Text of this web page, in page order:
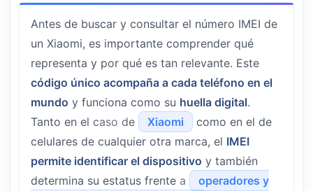
Antes de buscar y consultar el número IMEI de
un Xiaomi, es importante comprender qué
representa y por qué es tan relevante. Este
código único acompaña a cada teléfono en el
mundo y funciona como su huella digital.
Tanto en el caso de
Xiaomi
como en el de
celulares de cualquier otra marca, el IMEI
permite identificar el dispositivo y también
determina su estatus frente a
operadores y